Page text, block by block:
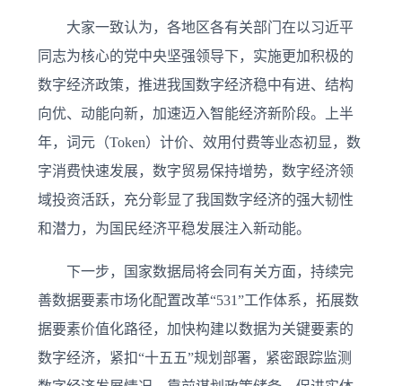
大家一致认为，各地区各有关部门在以习近平
同志为核心的党中央坚强领导下，实施更加积极的
数字经济政策，推进我国数字经济稳中有进、结构
向优、动能向新，加速迈入智能经济新阶段。上半
年，词元（Token）计价、效用付费等业态初显，数
字消费快速发展，数字贸易保持增势，数字经济领
域投资活跃，充分彰显了我国数字经济的强大韧性
和潜力，为国民经济平稳发展注入新动能。
下一步，国家数据局将会同有关方面，持续完
善数据要素市场化配置改革“531”工作体系，拓展数
据要素价值化路径，加快构建以数据为关键要素的
数字经济，紧扣“十五五”规划部署，紧密跟踪监测